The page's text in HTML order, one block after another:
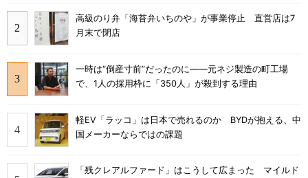
高級のり弁「海苔弁いちのや」が事業停止 直営店は7
月末で閉店
一時は“倒産寸前”だったのに――元ネジ製造の町工場
で、1人の採用枠に「350人」が殺到する理由
軽EV「ラッコ」は日本で売れるのか BYDが抱える、中
国メーカーならではの課題
「残クレアルファード」はこうして広まった マイルド